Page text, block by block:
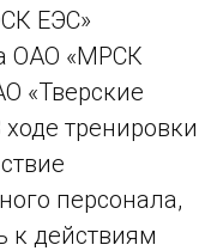
ЕЭС»
ОАО «МРСК
«Тверские
тренировки
персонала,
к действиям